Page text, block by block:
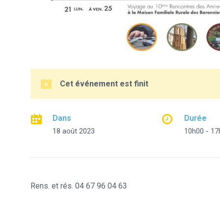
Cet événement est finit
Dans
18 août 2023
Durée
10h00 -
Rens. et rés. 04 67 96 04 63